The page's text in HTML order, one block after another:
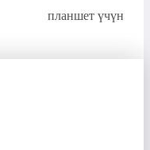
планшет үчүн